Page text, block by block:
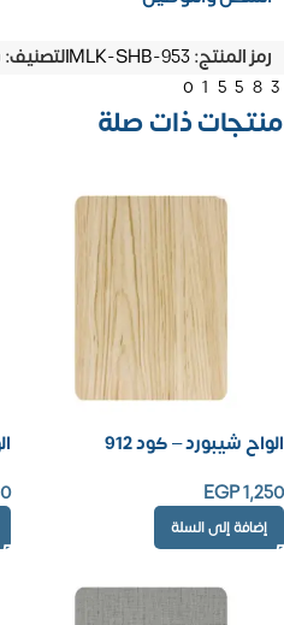
رمز المنتج:MLK-SHB-953التصنيف:
منتجات ذات صلة
الواح شيبورد – كود 912
EGP1,250
إضافة إلى السلة